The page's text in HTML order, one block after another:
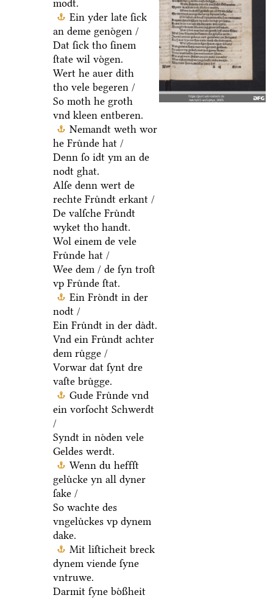
modt.
Ein yder late ſick
an deme genoͤgen /
Dat ſick tho ſinem
ſtate wil voͤgen.
Wert he auer dith
tho vele begeren /
So moth he groth
vnd kleen entberen.
Nemandt weth wor
he Fruͤnde hat /
Denn ſo idt ym an de
nodt ghat.
Alſe denn wert de
rechte Fruͤndt erkant /
De valſche Fruͤndt
wyket tho handt.
Wol einem de vele
Fruͤnde hat /
Wee dem / de ſyn troſt
vp Fruͤnde ſtat.
Ein Froͤndt in der
nodt /
Ein Fruͤndt in der daͤdt.
Vnd ein Fruͤndt achter
dem ruͤgge /
Vorwar dat ſynt dre
vaſte bruͤgge.
Gude Fruͤnde vnd
ein vorſocht Schwerdt
/
Syndt in noͤden vele
Geldes werdt.
Wenn du heffſt
geluͤcke yn all dyner
ſake /
So wachte des
vngeluͤckes vp dynem
dake.
Mit liſticheit breck
dynem viende ſyne
vntruwe.
Darmit ſyne boͤßheit